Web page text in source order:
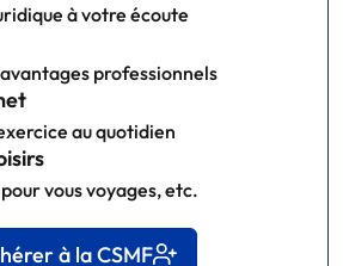
à votre écoute
professionnels
au quotidien
vous voyages, etc.
à la CSMF